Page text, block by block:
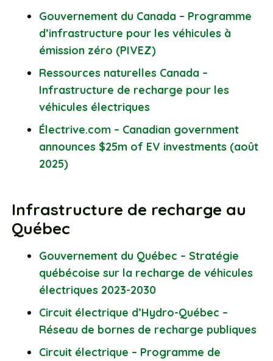
Gouvernement du Canada – Programme
d’infrastructure pour les véhicules à
émission zéro (PIVEZ)
Ressources naturelles Canada –
Infrastructure de recharge pour les
véhicules électriques
Électrive.com – Canadian government
announces $25m of EV investments (août
2025)
Infrastructure de recharge au
Québec
Gouvernement du Québec – Stratégie
québécoise sur la recharge de véhicules
électriques 2023-2030
Circuit électrique d’Hydro-Québec –
Réseau de bornes de recharge publiques
Circuit électrique – Programme de